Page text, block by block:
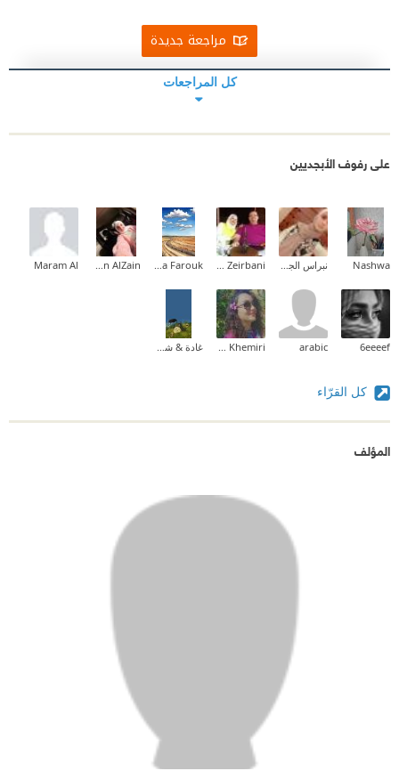
مراجعة جديدة
كل المراجعات
على رفوف الأبجديين
Nashwa
Maram Al
6eeeef
arabic
كل القرّاء
المؤلف